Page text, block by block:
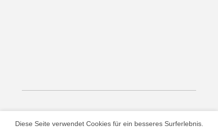
Diese Seite verwendet Cookies für ein besseres Surferlebnis.